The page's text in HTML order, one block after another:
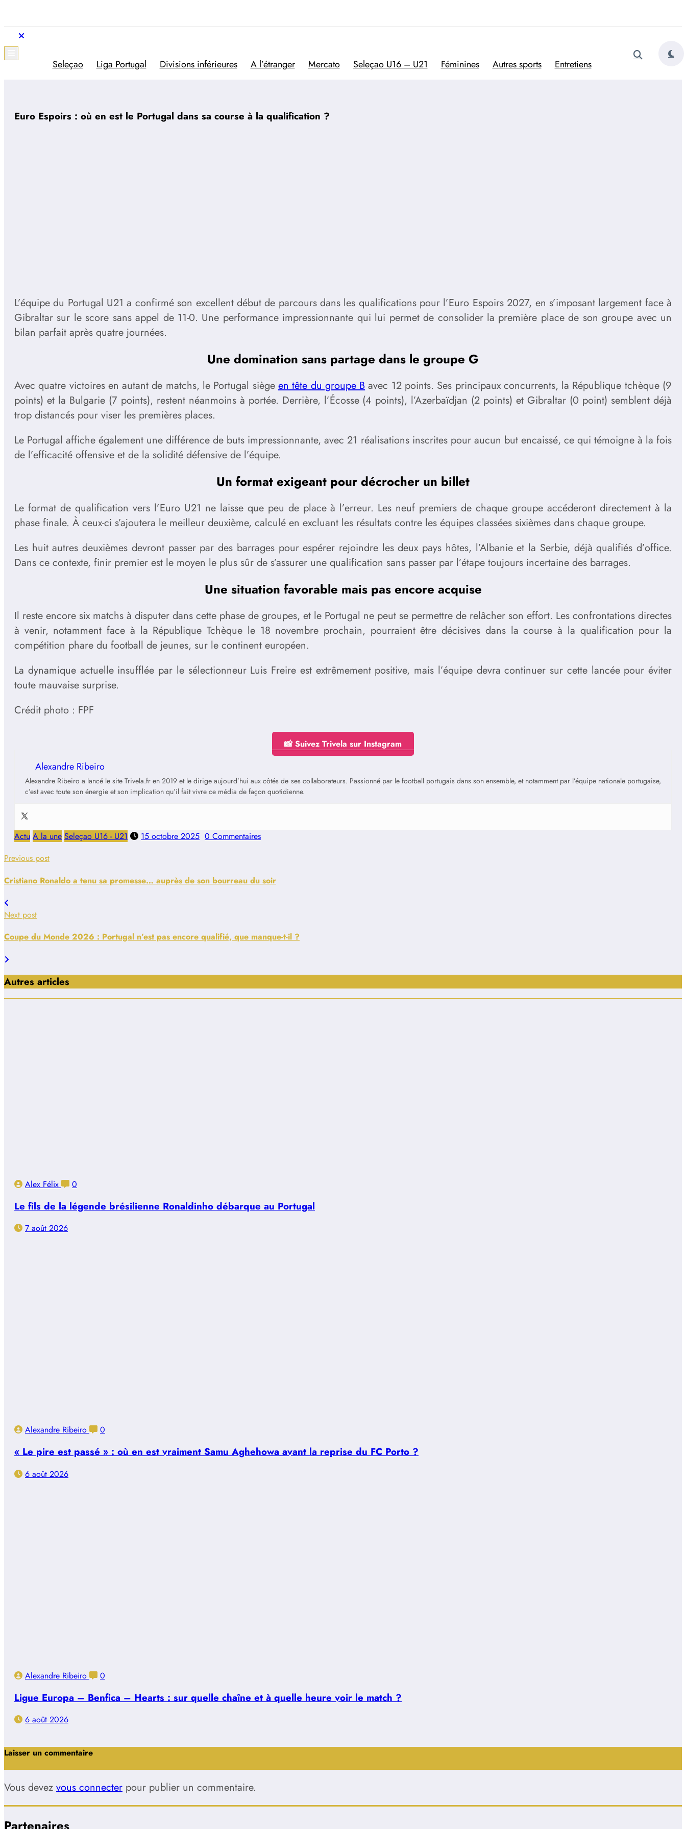
contenu
Trivela
L'actualité du football portugais
Seleçao Liga Portugal Divisions inférieures A l’étranger Mercato Seleçao U16 – U21 Féminines Autres sports Entretiens
Euro Espoirs : où en est le Portugal dans sa course à la qualification ?
L’équipe du Portugal U21 a confirmé son excellent début de parcours dans les qualifications pour l’Euro Espoirs 2027, en s’imposant largement face à
Gibraltar sur le score sans appel de 11-0. Une performance impressionnante qui lui permet de consolider la première place de son groupe avec un
bilan parfait après quatre journées.
Une domination sans partage dans le groupe G
Avec quatre victoires en autant de matchs, le Portugal siège en tête du groupe B avec 12 points. Ses principaux concurrents, la République tchèque (9
points) et la Bulgarie (7 points), restent néanmoins à portée. Derrière, l’Écosse (4 points), l’Azerbaïdjan (2 points) et Gibraltar (0 point) semblent déjà
trop distancés pour viser les premières places.
Le Portugal affiche également une différence de buts impressionnante, avec 21 réalisations inscrites pour aucun but encaissé, ce qui témoigne à la fois
de l’efficacité offensive et de la solidité défensive de l’équipe.
Un format exigeant pour décrocher un billet
Le format de qualification vers l’Euro U21 ne laisse que peu de place à l’erreur. Les neuf premiers de chaque groupe accéderont directement à la
phase finale. À ceux-ci s’ajoutera le meilleur deuxième, calculé en excluant les résultats contre les équipes classées sixièmes dans chaque groupe.
Les huit autres deuxièmes devront passer par des barrages pour espérer rejoindre les deux pays hôtes, l’Albanie et la Serbie, déjà qualifiés d’office.
Dans ce contexte, finir premier est le moyen le plus sûr de s’assurer une qualification sans passer par l’étape toujours incertaine des barrages.
Une situation favorable mais pas encore acquise
Il reste encore six matchs à disputer dans cette phase de groupes, et le Portugal ne peut se permettre de relâcher son effort. Les confrontations directes
à venir, notamment face à la République Tchèque le 18 novembre prochain, pourraient être décisives dans la course à la qualification pour la
compétition phare du football de jeunes, sur le continent européen.
La dynamique actuelle insufflée par le sélectionneur Luis Freire est extrêmement positive, mais l’équipe devra continuer sur cette lancée pour éviter
toute mauvaise surprise.
Crédit photo : FPF
📸 Suivez Trivela sur Instagram
Alexandre Ribeiro
Alexandre Ribeiro a lancé le site Trivela.fr en 2019 et le dirige aujourd’hui aux côtés de ses collaborateurs. Passionné par le football portugais dans son ensemble, et notamment par l’équipe nationale portugaise,
c’est avec toute son énergie et son implication qu’il fait vivre ce média de façon quotidienne.
Actu A la une Seleçao U16 - U21 15 octobre 2025 0 Commentaires
Previous post
Cristiano Ronaldo a tenu sa promesse… auprès de son bourreau du soir
Next post
Coupe du Monde 2026 : Portugal n’est pas encore qualifié, que manque-t-il ?
Autres articles
Alex Félix 0
Le fils de la légende brésilienne Ronaldinho débarque au Portugal
7 août 2026
Alexandre Ribeiro 0
« Le pire est passé » : où en est vraiment Samu Aghehowa avant la reprise du FC Porto ?
6 août 2026
Alexandre Ribeiro 0
Ligue Europa – Benfica – Hearts : sur quelle chaîne et à quelle heure voir le match ?
6 août 2026
Laisser un commentaire
Vous devez vous connecter pour publier un commentaire.